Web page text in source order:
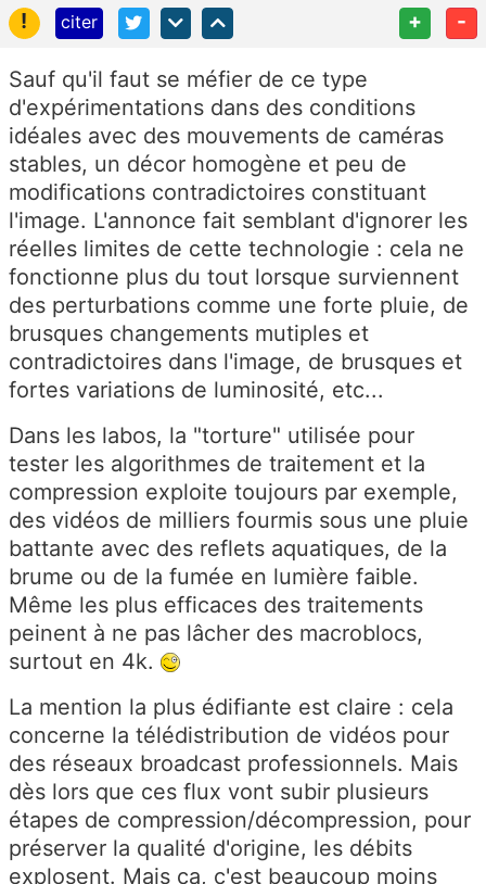
!
citer + -
Sauf qu'il faut se méfier de ce type
d'expérimentations dans des conditions
idéales avec des mouvements de caméras
stables, un décor homogène et peu de
modifications contradictoires constituant
l'image. L'annonce fait semblant d'ignorer les
réelles limites de cette technologie : cela ne
fonctionne plus du tout lorsque surviennent
des perturbations comme une forte pluie, de
brusques changements mutiples et
contradictoires dans l'image, de brusques et
fortes variations de luminosité, etc...
Dans les labos, la "torture" utilisée pour
tester les algorithmes de traitement et la
compression exploite toujours par exemple,
des vidéos de milliers fourmis sous une pluie
battante avec des reflets aquatiques, de la
brume ou de la fumée en lumière faible.
Même les plus efficaces des traitements
peinent à ne pas lâcher des macroblocs,
surtout en 4k.
La mention la plus édifiante est claire : cela
concerne la télédistribution de vidéos pour
des réseaux broadcast professionnels. Mais
dès lors que ces flux vont subir plusieurs
étapes de compression/décompression, pour
préserver la qualité d'origine, les débits
explosent. Mais ça, c'est beaucoup moins